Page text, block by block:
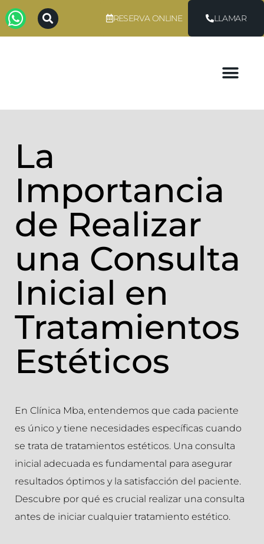
RESERVA ONLINE LLAMAR
La
Importancia
de Realizar
una Consulta
Inicial en
Tratamientos
Estéticos
En Clínica Mba, entendemos que cada paciente
es único y tiene necesidades específicas cuando
se trata de tratamientos estéticos. Una consulta
inicial adecuada es fundamental para asegurar
resultados óptimos y la satisfacción del paciente.
Descubre por qué es crucial realizar una consulta
antes de iniciar cualquier tratamiento estético.